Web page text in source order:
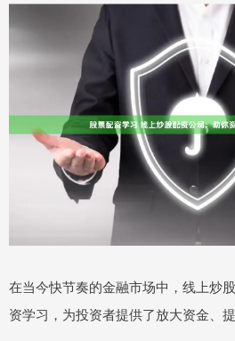
在当今快节奏的金融市场中，线上炒
资学习，为投资者提供了放大资金、